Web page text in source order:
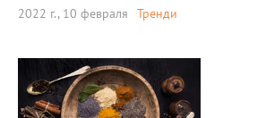
2022 г., 10 февраля Тренди